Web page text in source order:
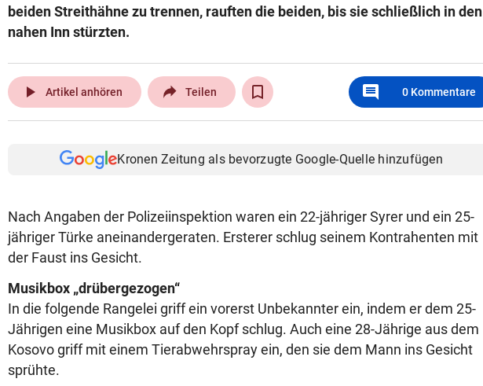
beiden Streithähne zu trennen, rauften die beiden, bis sie schließlich in den
nahen Inn stürzten.
play_arrow Artikel anhören Teilen comment 0 Kommentare
Kronen Zeitung als bevorzugte Google-Quelle hinzufügen
Nach Angaben der Polizeiinspektion waren ein 22-jähriger Syrer und ein 25-
jähriger Türke aneinandergeraten. Ersterer schlug seinem Kontrahenten mit
der Faust ins Gesicht.
Musikbox „drübergezogen“
In die folgende Rangelei griff ein vorerst Unbekannter ein, indem er dem 25-
Jährigen eine Musikbox auf den Kopf schlug. Auch eine 28-Jährige aus dem
Kosovo griff mit einem Tierabwehrspray ein, den sie dem Mann ins Gesicht
sprühte.